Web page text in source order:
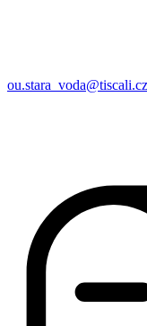
ou.stara_voda@tiscali.cz